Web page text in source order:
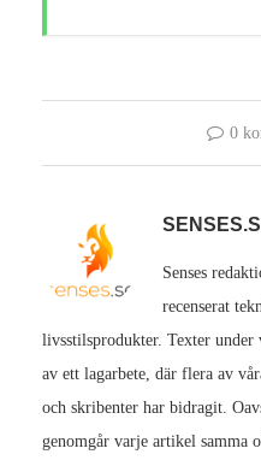
0
Senses
recenserat
livsstilsprodukter. Texter
av ett lagarbete, där flera av
och skribenter har bidragit.
genomgår varje artikel samma